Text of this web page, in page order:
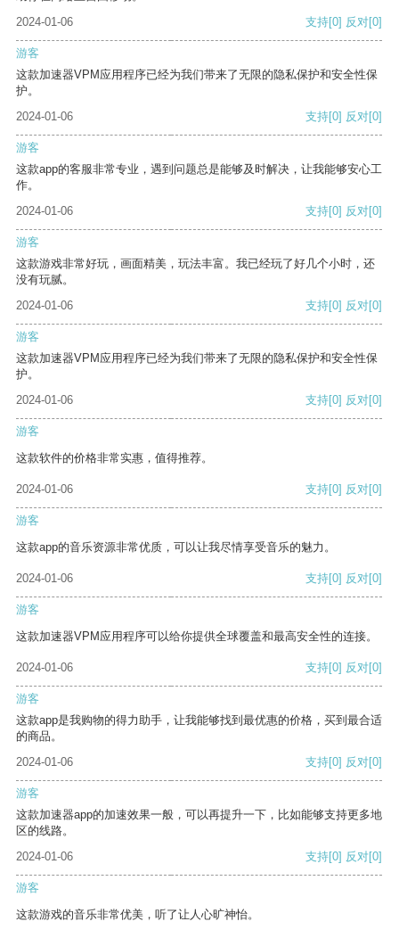
2024-01-06
支持[0] 反对[0]
游客
这款加速器VPM应用程序已经为我们带来了无限的隐私保护和安全性保
护。
2024-01-06
支持[0] 反对[0]
游客
这款app的客服非常专业，遇到问题总是能够及时解决，让我能够安心工
作。
2024-01-06
支持[0] 反对[0]
游客
这款游戏非常好玩，画面精美，玩法丰富。我已经玩了好几个小时，还
没有玩腻。
2024-01-06
支持[0] 反对[0]
游客
这款加速器VPM应用程序已经为我们带来了无限的隐私保护和安全性保
护。
2024-01-06
支持[0] 反对[0]
游客
这款软件的价格非常实惠，值得推荐。
2024-01-06 支持[0] 反对[0]
游客
这款app的音乐资源非常优质，可以让我尽情享受音乐的魅力。
2024-01-06 支持[0] 反对[0]
游客
这款加速器VPM应用程序可以给你提供全球覆盖和最高安全性的连接。
2024-01-06 支持[0] 反对[0]
游客
这款app是我购物的得力助手，让我能够找到最优惠的价格，买到最合适
的商品。
2024-01-06
支持[0] 反对[0]
游客
这款加速器app的加速效果一般，可以再提升一下，比如能够支持更多地
区的线路。
2024-01-06
支持[0] 反对[0]
游客
这款游戏的音乐非常优美，听了让人心旷神怡。